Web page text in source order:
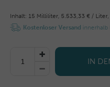
Inhalt: 15 Milliliter, 5.533,33 € / Liter,
Kostenloser Versand innerhalb
IN